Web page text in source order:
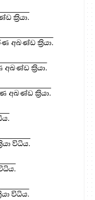
ක්‍රියා.
අඛණ්ඩ ක්‍රියා.
ක්‍රියා.
අඛණ්ඩ ක්‍රියා.
විධිය.
විධිය.